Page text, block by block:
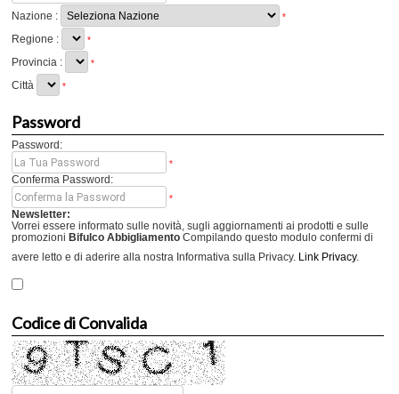
Nazione : *
Regione : *
Provincia : *
Città *
Password
Password:
*
Conferma Password:
*
Newsletter:
Vorrei essere informato sulle novità, sugli aggiornamenti ai prodotti e sulle
promozioni Bifulco Abbigliamento Compilando questo modulo confermi di
avere letto e di aderire alla nostra Informativa sulla Privacy. Link Privacy.
Codice di Convalida